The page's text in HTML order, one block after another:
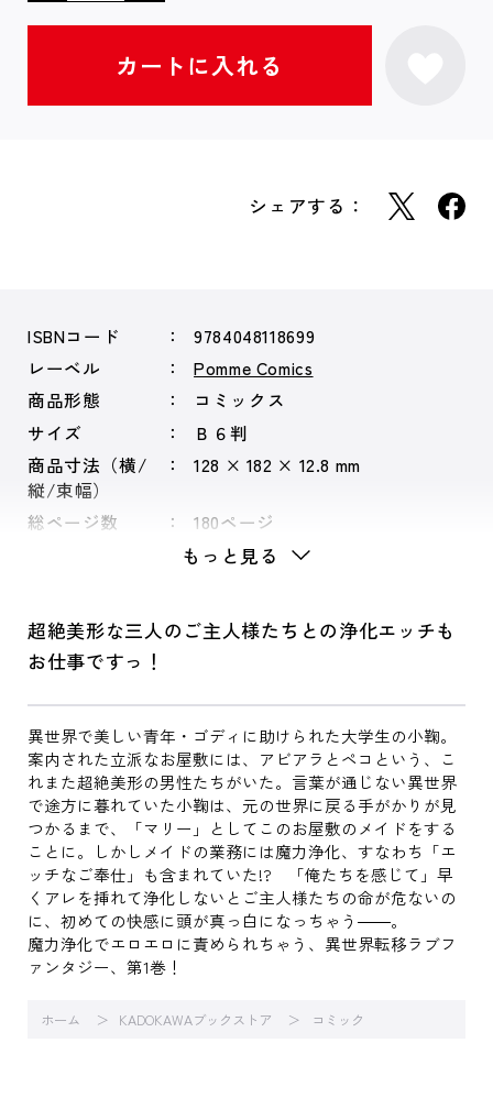
シェアする：
ISBNコード
9784048118699
レーベル
Pomme Comics
商品形態
コミックス
サイズ
Ｂ６判
商品寸法（横/
縦/束幅）
128 × 182 × 12.8 mm
総ページ数 180ページ
もっと見る
超絶美形な三人のご主人様たちとの浄化エッチも
お仕事ですっ！
異世界で美しい青年・ゴディに助けられた大学生の小鞠。
案内された立派なお屋敷には、アビアラとペコという、こ
れまた超絶美形の男性たちがいた。言葉が通じない異世界
で途方に暮れていた小鞠は、元の世界に戻る手がかりが見
つかるまで、「マリー」としてこのお屋敷のメイドをする
ことに。しかしメイドの業務には魔力浄化、すなわち「エ
ッチなご奉仕」も含まれていた!? 「俺たちを感じて」早
くアレを挿れて浄化しないとご主人様たちの命が危ないの
に、初めての快感に頭が真っ白になっちゃう――。
魔力浄化でエロエロに責められちゃう、異世界転移ラブフ
ァンタジー、第1巻！
ホーム KADOKAWAブックストア コミック